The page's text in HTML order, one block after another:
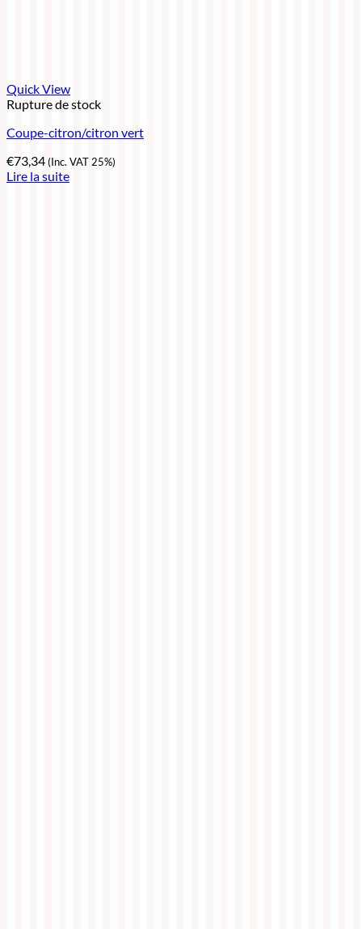
Quick View
Rupture de stock
Coupe-citron/citron vert
€73,34(Inc. VAT 25%)
Lire la suite